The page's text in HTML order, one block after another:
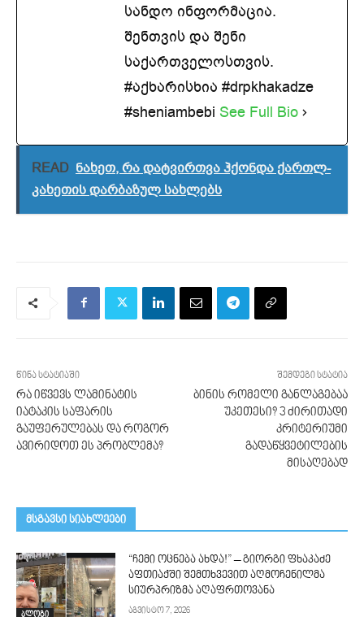
სანდო ინფორმაცია.
შენთვის და შენი
საქართველოსთვის.
#აქხარისხია #drpkhakadze
#sheniambebi See Full Bio
READ ნახეთ, რა დატვირთვა ჰქონდა ქართლ-
კახეთის დარბაზულ სახლებს
წინა სტატიაში
რა იწვევს ლამინატის
იატაკის საფარის
გაუფერულებას და როგორ
ავირიდოთ ეს პრობლემა?
შემდეგი სტატია
ბინის რომელი განლაგებაა
უკეთესი? 3 ძირითადი
კრიტერიუმი
გადაწყვეტილების
მისაღებად
მსგავსი სიახლეები
ბლოგი
“ჩემი ოცნება ახდა!” – გიორგი ფხაკაძე
აფთიაქში შემთხვევით აღმოჩენილმა
სიურპრიზმა აღაფრთოვანა
აგვისტო 7, 2026